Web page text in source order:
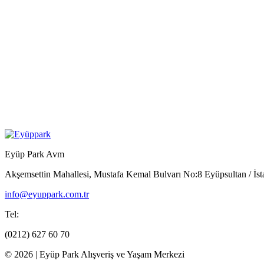
Eyüp Park Avm
Akşemsettin Mahallesi, Mustafa Kemal Bulvarı No:8 Eyüpsultan /
info@eyuppark.com.tr
Tel:
(0212) 627 60 70
© 2026 | Eyüp Park Alışveriş ve Yaşam Merkezi